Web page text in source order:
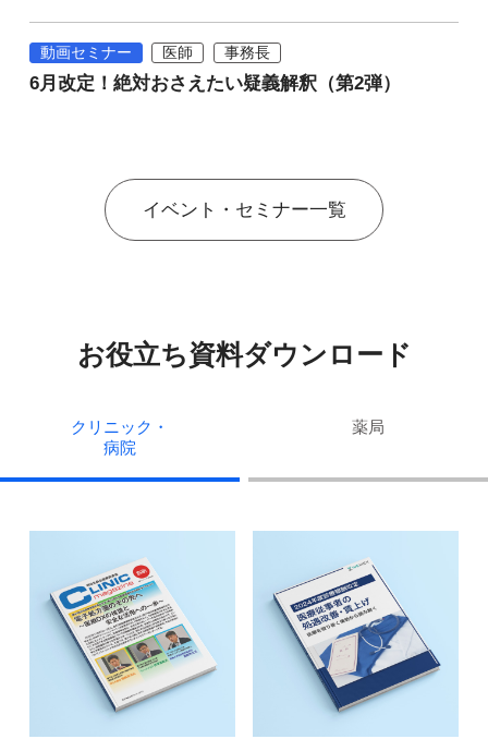
動画セミナー 医師 事務長
6月改定！絶対おさえたい疑義解釈（第2弾）
イベント・セミナー一覧
お役立ち資料ダウンロード
クリニック・
病院
薬局